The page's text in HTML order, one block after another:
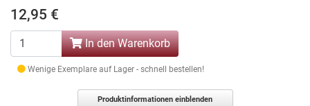
12,95 €
In den Warenkorb
Wenige Exemplare auf Lager - schnell bestellen!
Produktinformationen einblenden